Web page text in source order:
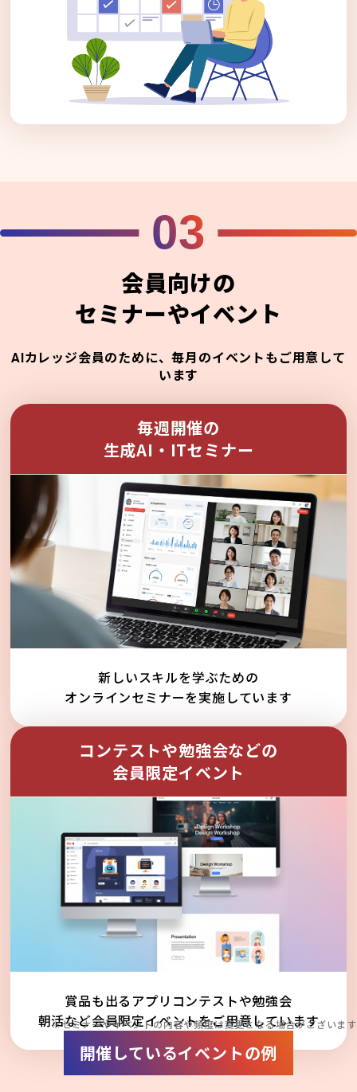
03
会員向けの
セミナーやイベント
AIカレッジ会員のために、毎月のイベントもご用意して
います
毎週開催の
生成AI・ITセミナー
新しいスキルを学ぶための
オンラインセミナーを実施しています
コンテストや勉強会などの
会員限定イベント
賞品も出るアプリコンテストや勉強会
朝活など会員限定イベントをご用意しています
※セミナーやイベントの内容や頻度は変更となる場合がございます
開催しているイベントの例